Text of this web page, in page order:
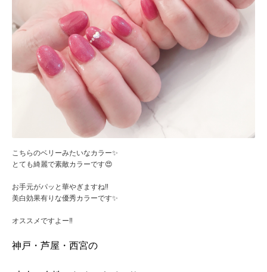
こちらのベリーみたいなカラー✨
とても綺麗で素敵カラーです😍
お手元がパッと華やぎますね‼️
美白効果有りな優秀カラーです✨
オススメですよー‼️
神戸・芦屋・西宮の